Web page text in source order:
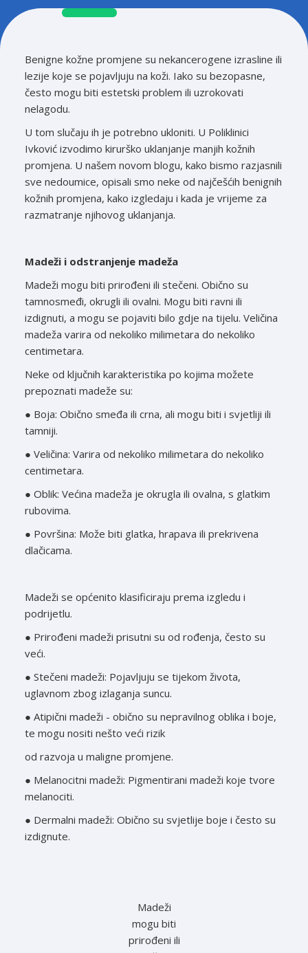
Benigne kožne promjene su nekancerogene izrasline ili
lezije koje se pojavljuju na koži. Iako su bezopasne,
često mogu biti estetski problem ili uzrokovati
nelagodu.
U tom slučaju ih je potrebno ukloniti. U Poliklinici
Ivković izvodimo kirurško uklanjanje manjih kožnih
promjena. U našem novom blogu, kako bismo razjasnili
sve nedoumice, opisali smo neke od najčešćih benignih
kožnih promjena, kako izgledaju i kada je vrijeme za
razmatranje njihovog uklanjanja.
Madeži i odstranjenje madeža
Madeži mogu biti prirođeni ili stečeni. Obično su
tamnosmeđi, okrugli ili ovalni. Mogu biti ravni ili
izdignuti, a mogu se pojaviti bilo gdje na tijelu. Veličina
madeža varira od nekoliko milimetara do nekoliko
centimetara.
Neke od ključnih karakteristika po kojima možete
prepoznati madeže su:
● Boja: Obično smeđa ili crna, ali mogu biti i svjetliji ili
tamniji.
● Veličina: Varira od nekoliko milimetara do nekoliko
centimetara.
● Oblik: Većina madeža je okrugla ili ovalna, s glatkim
rubovima.
● Površina: Može biti glatka, hrapava ili prekrivena
dlačicama.
Madeži se općenito klasificiraju prema izgledu i
podrijetlu.
● Prirođeni madeži prisutni su od rođenja, često su
veći.
● Stečeni madeži: Pojavljuju se tijekom života,
uglavnom zbog izlaganja suncu.
● Atipični madeži - obično su nepravilnog oblika i boje,
te mogu nositi nešto veći rizik
od razvoja u maligne promjene.
● Melanocitni madeži: Pigmentirani madeži koje tvore
melanociti.
● Dermalni madeži: Obično su svjetlije boje i često su
izdignute.
Madeži
mogu biti
prirođeni ili